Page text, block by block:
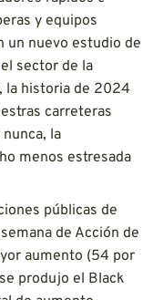
y equipos
un nuevo estudio de
sector de la
la historia de 2024
carreteras
la
menos estresada
públicas de
de Acción de
aumento (54 por
produjo el Black